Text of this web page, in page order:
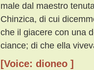
male dal maestro
Chinzica, di cui
che il giacere con una
ciance; di che ella
[Voice: dioneo ]